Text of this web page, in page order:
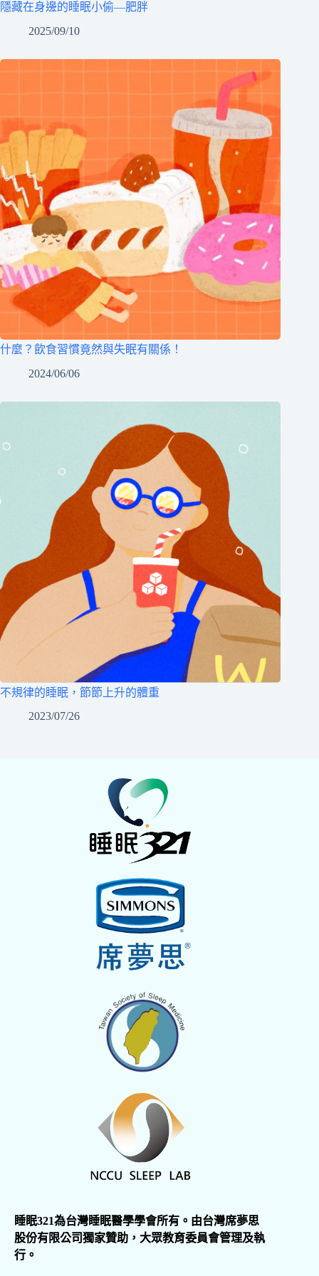
隱藏在身邊的睡眠小偷—肥胖
2025/09/10
什麼？飲食習慣竟然與失眠有關係！
2024/06/06
不規律的睡眠，節節上升的體重
2023/07/26
睡眠321為台灣睡眠醫學學會所有。由台灣席夢思
股份有限公司獨家贊助，大眾教育委員會管理及執
行。